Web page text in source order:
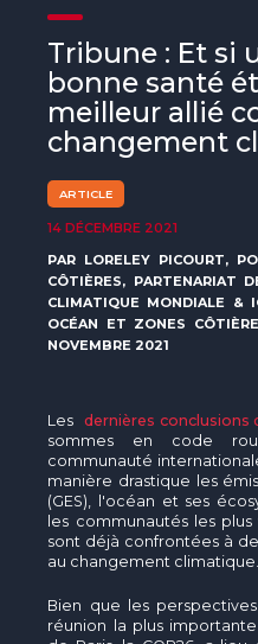
Beyond Plastic Med : BeMed
OACIS
The Green Shift Initiative
Tribune : Et si
bonne santé
meilleur allié
changement
ARTICLE
14 DÉCEMBRE 2021
PAR LORELEY PICOURT,
CÔTIÈRES, PARTENARIAT
CLIMATIQUE MONDIALE &
OCÉAN ET ZONES
NOVEMBRE 2021
Les dernières conclusions
sommes en code
communauté
manière drastique les
(GES), l'océan et ses
les communautés les
sont déjà confrontées à
au changement climatique.
Bien que les
réunion la plus